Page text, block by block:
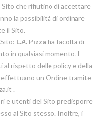
che rifiutino di accettare
la possibilità di ordinare
il Sito.
L.A. Pizza ha facoltà di
in qualsiasi momento. I
rispetto delle policy e della
effettuano un Ordine tramite
.
e utenti del Sito predisporre
al Sito stesso. Inoltre, i